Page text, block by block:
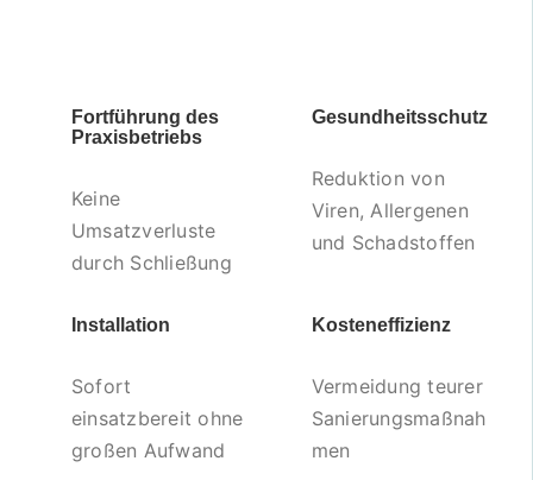
Fortführung des
Praxisbetriebs
Keine
Umsatzverluste
durch Schließung
Gesundheitsschutz
Reduktion von
Viren, Allergenen
und Schadstoffen
Installation
Sofort
einsatzbereit ohne
großen Aufwand
Kosteneffizienz
Vermeidung teurer
Sanierungsmaßnah
men